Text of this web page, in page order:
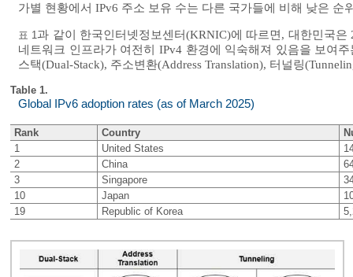
가별 현황에서 IPv6 주소 보유 수는 다른 국가들에 비해 낮은 순
표 1과 같이 한국인터넷정보센터(KRNIC)에 따르면, 대한민국
네트워크 인프라가 여전히 IPv4 환경에 익숙해져 있음을 보여
스택(Dual-Stack), 주소변환(Address Translation), 터널링
Table 1.
Global IPv6 adoption rates (as of March 2025)
Rank Country
1
United States
2
China
3
Singapore
10
Japan
19
Republic of Korea